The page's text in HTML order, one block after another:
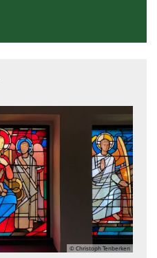
© Christoph Tenberken